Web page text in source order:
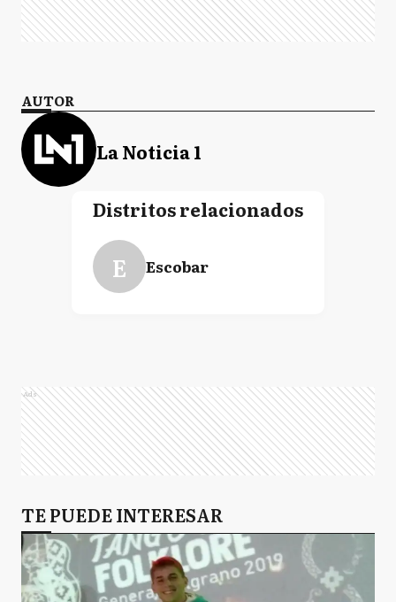
AUTOR
La Noticia 1
Distritos relacionados
E Escobar
Ads
TE PUEDE INTERESAR